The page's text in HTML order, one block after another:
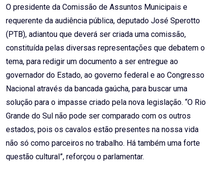
O presidente da Comissão de Assuntos Municipais e
requerente da audiência pública, deputado José Sperotto
(PTB), adiantou que deverá ser criada uma comissão,
constituída pelas diversas representações que debatem o
tema, para redigir um documento a ser entregue ao
governador do Estado, ao governo federal e ao Congresso
Nacional através da bancada gaúcha, para buscar uma
solução para o impasse criado pela nova legislação. “O Rio
Grande do Sul não pode ser comparado com os outros
estados, pois os cavalos estão presentes na nossa vida
não só como parceiros no trabalho. Há também uma forte
questão cultural”, reforçou o parlamentar.